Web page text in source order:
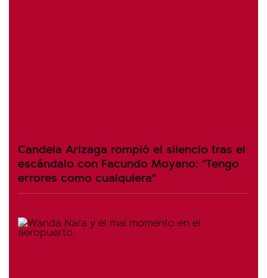
Candela Arizaga rompió el silencio tras el
escándalo con Facundo Moyano: "Tengo
errores como cualquiera"